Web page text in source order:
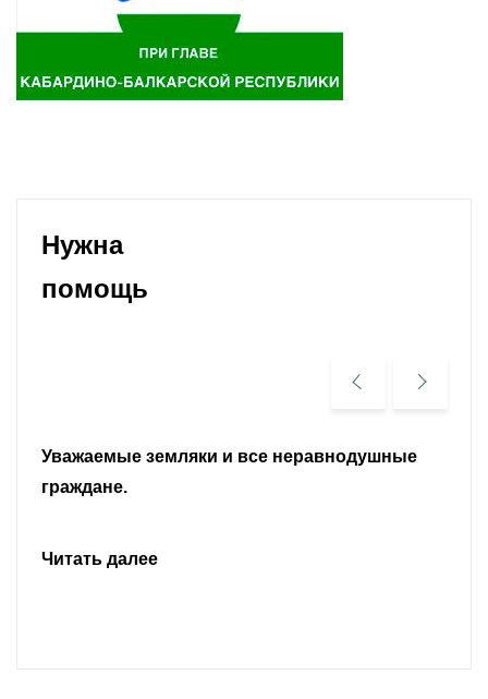
Нужна
помощь
Уважаемые земляки и все неравнодушные
граждане.
Читать далее